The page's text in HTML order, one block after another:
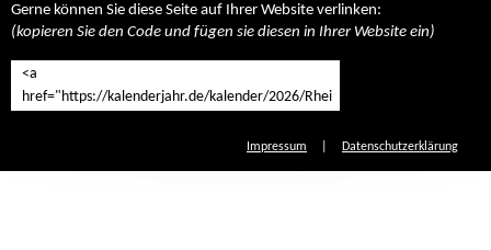
Gerne können Sie diese Seite auf Ihrer Website verlinken:
(kopieren Sie den Code und fügen sie diesen in Ihrer Website ein)
Impressum Datenschutzerklärung